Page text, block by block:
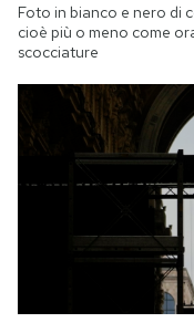
Foto in bianco e nero di
cioè più o meno come
scocciature